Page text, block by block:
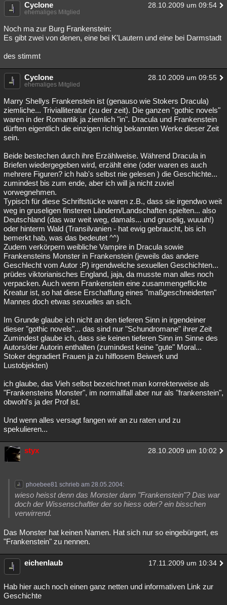
Cyclone 28.10.2009 um 09:54
ehemaliges Mitglied
Noch ma zur Burg Frankenstein:
Es gibt zwei von denen, eine bei K'Lautern und eine bei Darmstadt
des stimmt
Cyclone 28.10.2009 um 09:55
ehemaliges Mitglied
Marry Shellys Frankenstein ist (genauso wie Stokers Dracula)
ziemliche... Trivialliteratur (zu der zeit). Die ganzen "gothic novels"
waren in der Romantik ja ziemlich "in". Dracula und Frankenstein
dürften eigentlich die einzigen richtig bekannten Werke dieser Zeit
sein.
Beide bestechen durch ihre Erzählweise. Während Dracula in
Briefen wiedergegeben wird, erzählt eine (oder waren es auch
mehrere Figuren? ich hab's selbst nie gelesen ) die Geschichte...
zumindest bis zum ende, aber ich will ja nicht zuviel
vorwegnehmen.
Typisch für diese Schriftstücke waren z.B., dass sie irgendwo weit
weg in gruseligen finsteren Ländern/Landschaften spielten... also
Deutschland (das war weit weg, damals... und gruselig, wuuuh!)
oder hinterm Wald (Transilvanien - hat ewig gebraucht, bis ich
bemerkt hab, was das bedeutet ^^)
Zudem verkörpern weibliche Vampire in Dracula sowie
Frankensteins Monster in Frankenstein (jeweils das andere
Geschlecht vom Autor :P) irgendwelche sexuellen Geschichten...
prüdes viktorianisches England, jaja, da musste man alles noch
verpacken. Auch wenn Frankenstein eine zusammengeflickte
Kreatur ist, so hat diese Erschaffung eines "maßgeschneiderten"
Mannes doch etwas sexuelles an sich.
Im Grunde glaube ich nicht an den tieferen Sinn in irgendeiner
dieser "gothic novels"... das sind nur "Schundromane" ihrer Zeit
Zumindest glaube ich, dass sie keinen tieferen Sinn im Sinne des
Autors/der Autorin enthalten (zumindest keine "gute" Moral...
Stoker degradiert Frauen ja zu hilflosem Beiwerk und
Lustobjekten)
ich glaube, das Vieh selbst bezeichnet man korrekterweise als
"Frankensteins Monster", im normallfall aber nur als "frankenstein",
obwohl's ja der Prof ist.
Und wenn alles versagt fangen wir an zu raten und zu
spekulieren...
styx 28.10.2009 um 10:02
phoebee81 schrieb am 28.05.2004:
wieso heisst denn das Monster dann "Frankenstein"? Das war
doch der Wissenschaftler der so hiess oder? ein bisschen
verwirrend.
Das Monster hat keinen Namen. Hat sich nur so eingebürgert, es
"Frankenstein" zu nennen.
eichenlaub 17.11.2009 um 10:34
Hab hier auch noch einen ganz netten und informativen Link zur
Geschichte